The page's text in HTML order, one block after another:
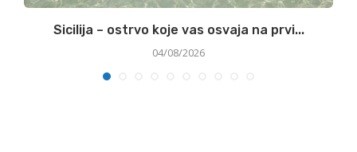
Sicilija – ostrvo koje vas osvaja na prvi...
04/08/2026